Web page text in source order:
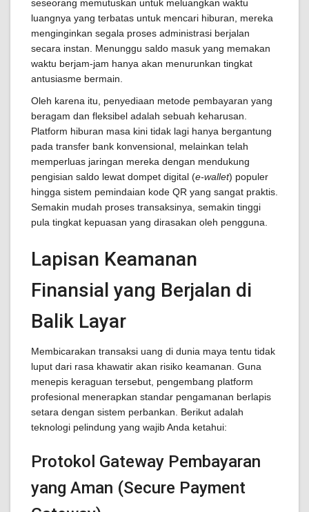
seseorang memutuskan untuk meluangkan waktu
luangnya yang terbatas untuk mencari hiburan, mereka
menginginkan segala proses administrasi berjalan
secara instan. Menunggu saldo masuk yang memakan
waktu berjam-jam hanya akan menurunkan tingkat
antusiasme bermain.
Oleh karena itu, penyediaan metode pembayaran yang
beragam dan fleksibel adalah sebuah keharusan.
Platform hiburan masa kini tidak lagi hanya bergantung
pada transfer bank konvensional, melainkan telah
memperluas jaringan mereka dengan mendukung
pengisian saldo lewat dompet digital (e-wallet) populer
hingga sistem pemindaian kode QR yang sangat praktis.
Semakin mudah proses transaksinya, semakin tinggi
pula tingkat kepuasan yang dirasakan oleh pengguna.
Lapisan Keamanan
Finansial yang Berjalan di
Balik Layar
Membicarakan transaksi uang di dunia maya tentu tidak
luput dari rasa khawatir akan risiko keamanan. Guna
menepis keraguan tersebut, pengembang platform
profesional menerapkan standar pengamanan berlapis
setara dengan sistem perbankan. Berikut adalah
teknologi pelindung yang wajib Anda ketahui:
Protokol Gateway Pembayaran
yang Aman (Secure Payment